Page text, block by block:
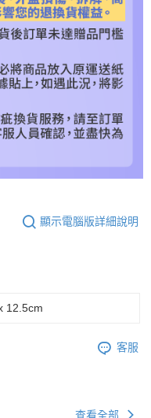
顯示電腦版詳細說明
12.5cm
客服
查看全部